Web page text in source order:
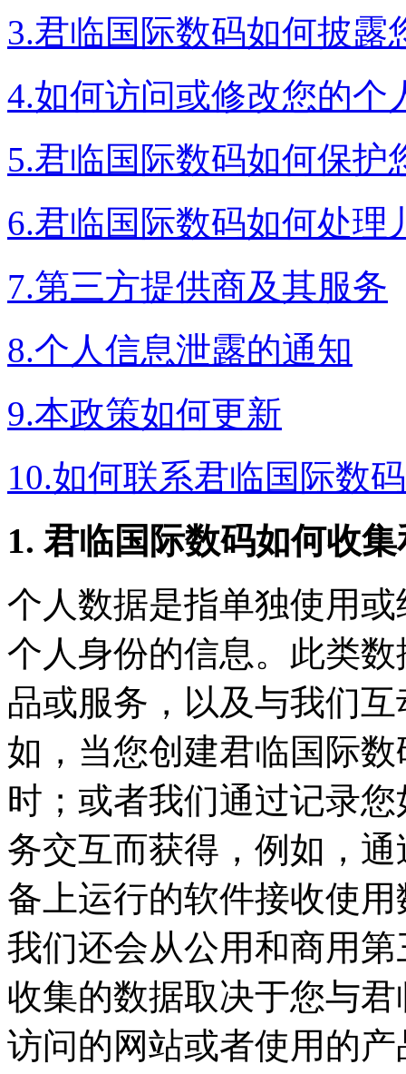
3.君临国际数码如何披露
4.如何访问或修改您的个
5.君临国际数码如何保护
6.君临国际数码如何处理
7.第三方提供商及其服务
8.个人信息泄露的通知
9.本政策如何更新
10.如何联系君临国际数码
1. 君临国际数码如何收
个人数据是指单独使用
个人身份的信息。此类数
品或服务，以及与我们
如，当您创建君临国
时；或者我们通过记录您
务交互而获得，例如
备上运行的软件接收使用
我们还会从公用和商用
收集的数据取决于您与君
访问的网站或者使用的产品